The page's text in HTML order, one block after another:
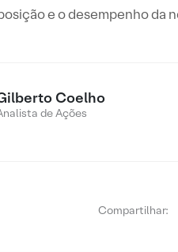
e o desempenho da
Coelho
de Ações
Compartilhar: